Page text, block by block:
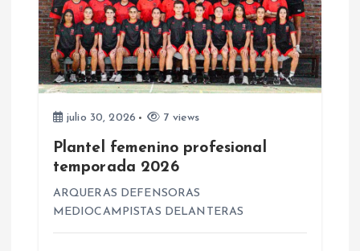
n
d
julio 30, 2026 7 views
Plantel femenino profesional
temporada 2026
ARQUERAS DEFENSORAS
MEDIOCAMPISTAS DELANTERAS